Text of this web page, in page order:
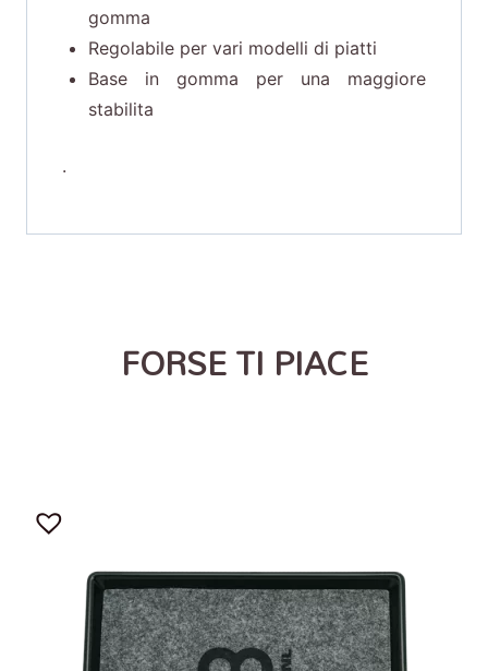
gomma
Regolabile per vari modelli di piatti
Base in gomma per una maggiore
stabilita
.
FORSE TI PIACE